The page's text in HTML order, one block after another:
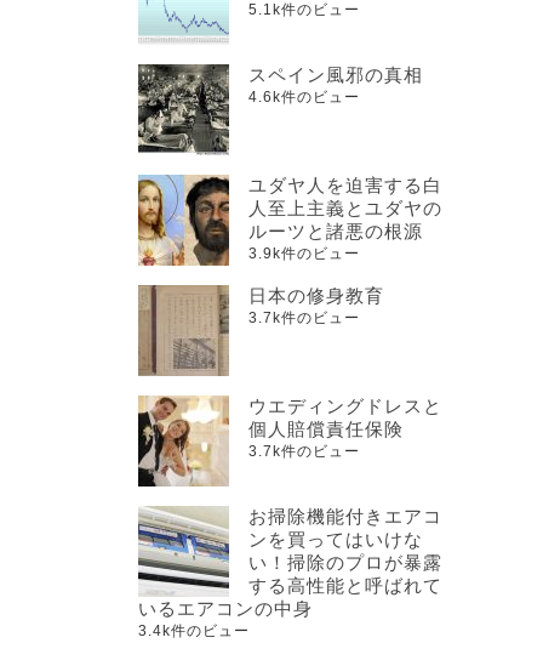
5.1k件のビュー
スペイン風邪の真相
4.6k件のビュー
ユダヤ人を迫害する白
人至上主義とユダヤの
ルーツと諸悪の根源
3.9k件のビュー
日本の修身教育
3.7k件のビュー
ウエディングドレスと
個人賠償責任保険
3.7k件のビュー
お掃除機能付きエアコ
ンを買ってはいけな
い！掃除のプロが暴露
する高性能と呼ばれて
いるエアコンの中身
3.4k件のビュー